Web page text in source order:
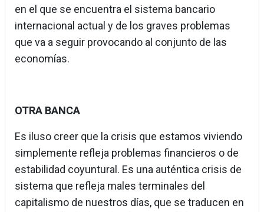
en el que se encuentra el sistema bancario
internacional actual y de los graves problemas
que va a seguir provocando al conjunto de las
economías.
OTRA BANCA
Es iluso creer que la crisis que estamos viviendo
simplemente refleja problemas financieros o de
estabilidad coyuntural. Es una auténtica crisis de
sistema que refleja males terminales del
capitalismo de nuestros días, que se traducen en